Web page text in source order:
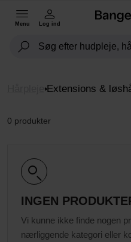
Menu Log ind
Extensions &
0 produkter
INGEN
Vi kunne ikke finde nogen
nærliggende kategori eller